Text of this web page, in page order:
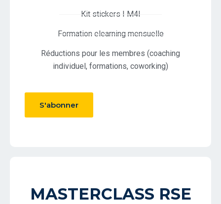
Kit stickers I M4I
Formation elearning mensuelle
Réductions pour les membres (coaching
individuel, formations, coworking)
S'abonner
MASTERCLASS RSE